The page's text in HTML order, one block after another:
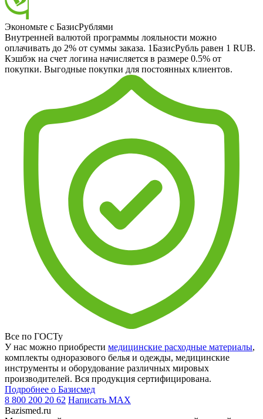
Экономьте с БазисРублями
Внутренней валютой программы лояльности можно
оплачивать до 2% от суммы заказа. 1БазисРубль равен 1 RUB.
Кэшбэк на счет логина начисляется в размере 0.5% от
покупки. Выгодные покупки для постоянных клиентов.
Все по ГОСТу
У нас можно приобрести медицинские расходные материалы,
комплекты одноразового белья и одежды, медицинские
инструменты и оборудование различных мировых
производителей. Вся продукция сертифицирована.
Подробнее о Базисмед
8 800 200 20 62 Написать MAX
Bazismed.ru